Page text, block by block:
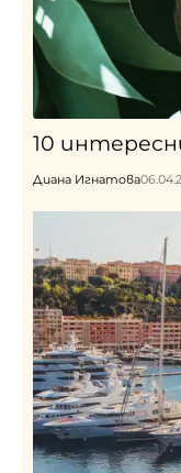
10
Диана Игнатова